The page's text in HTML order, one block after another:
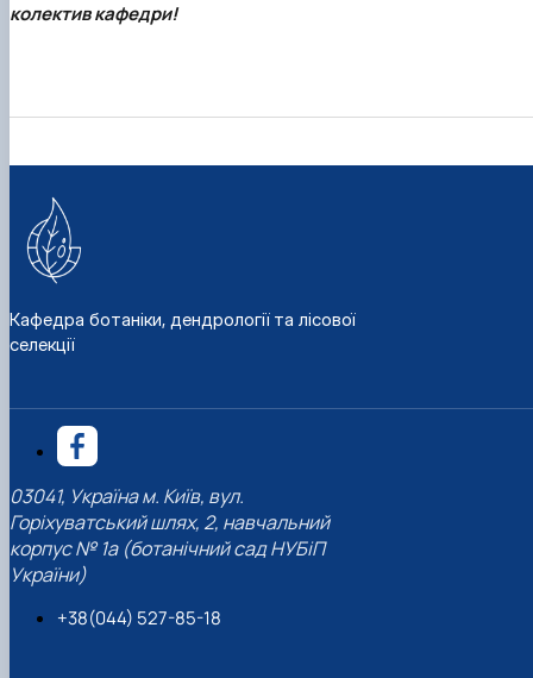
колектив кафедри!
Кафедра ботаніки, дендрології та лісової
селекції
03041, Україна м. Київ, вул.
Горіхуватський шлях, 2, навчальний
корпус № 1а (ботанічний сад НУБіП
України)
+38(044) 527-85-18